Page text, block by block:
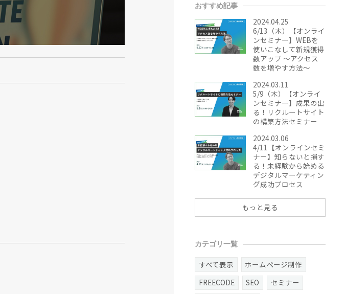
おすすめ記事
2024.04.25
6/13（木）【オンライ
ンセミナー】WEBを
使いこなして新規獲得
数アップ ～アクセス
数を増やす方法～
2024.03.11
5/9（木）【オンライ
ンセミナー】成果の出
る！リクルートサイト
の構築方法セミナー
2024.03.06
4/11【オンラインセミ
ナー】知らないと損す
る！未経験から始める
デジタルマーケティン
グ成功プロセス
もっと見る
カテゴリ一覧
すべて表示
ホームページ制作
FREECODE
SEO セミナー